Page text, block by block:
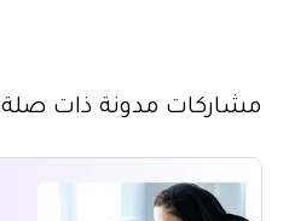
مشاركات مدونة ذات صلة